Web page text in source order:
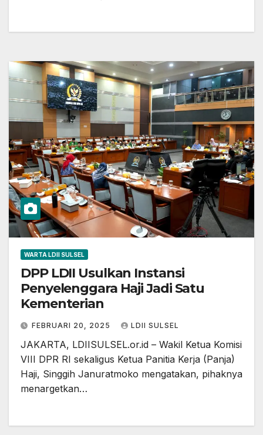
WARTA LDII SULSEL
DPP LDII Usulkan Instansi
Penyelenggara Haji Jadi Satu
Kementerian
FEBRUARI 20, 2025 LDII SULSEL
JAKARTA, LDIISULSEL.or.id – Wakil Ketua Komisi
VIII DPR RI sekaligus Ketua Panitia Kerja (Panja)
Haji, Singgih Januratmoko mengatakan, pihaknya
menargetkan…